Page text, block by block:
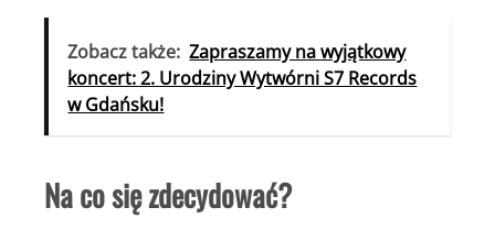
Zobacz także: Zapraszamy na wyjątkowy
koncert: 2. Urodziny Wytwórni S7 Records
w Gdańsku!
Na co się zdecydować?